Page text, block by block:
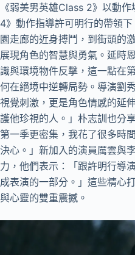
《弱美男英雄Class 2》以動
4》動作指導許可明行的帶領
園走廊的近身搏鬥，到街頭的
展現角色的智慧與勇氣。延時
識與環境物件反擊，這一點在
何在絕境中逆轉局勢。導演劉
視覺刺激，更是角色情感的延
護他珍視的人。」朴志訓也分
第一季更密集，我花了很多時
決心。」新加入的演員厲雲與
力，他們表示：「跟許明行導
成表演的一部分。」這些精心
與心靈的雙重震撼。